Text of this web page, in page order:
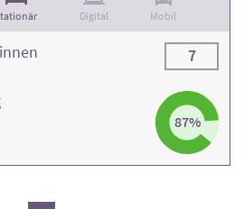
Digital Mobil
87%
7